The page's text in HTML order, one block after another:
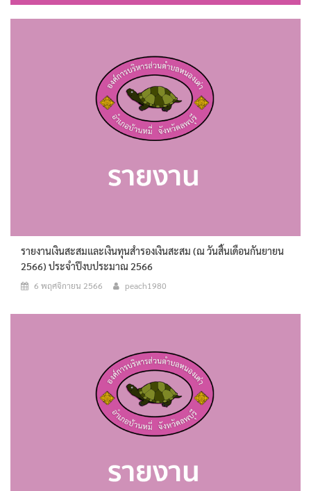
รายงานเงินสะสมและเงินทุนสำรองเงินสะสม (ณ วันสิ้นเดือนกันยายน
2566) ประจำปีงบประมาณ 2566
6 พฤศจิกายน 2566 peach1980